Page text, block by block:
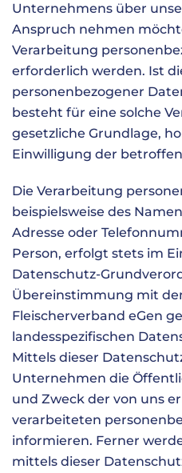
Unternehmens über
Anspruch nehmen
Verarbeitung
erforderlich werden. Ist
personenbezogener
besteht für eine solche
gesetzliche Grundlage,
Einwilligung der
Die Verarbeitung
beispielsweise des
Adresse oder
Person, erfolgt stets im
Datenschutz-
Übereinstimmung mit
Fleischerverband eGen
landesspezifischen
Mittels dieser
Unternehmen die
und Zweck der von uns
verarbeiteten
informieren. Ferner
mittels dieser